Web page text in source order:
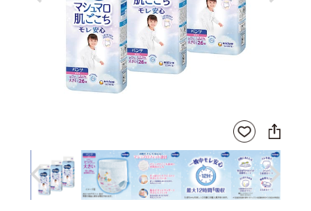
お気
に入
りに
登録
SNS
に
シ
ェ
ア
Previous Next